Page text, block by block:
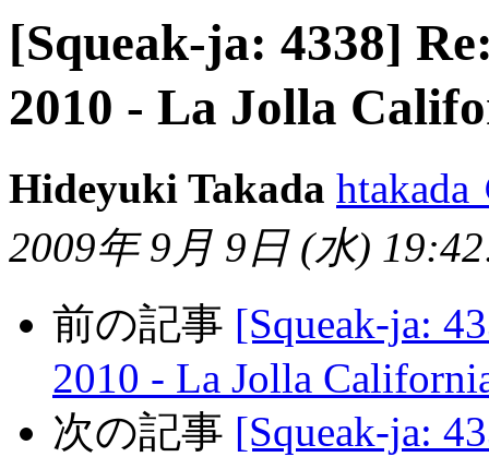
[Squeak-ja: 4338]
2010 - La Jolla
Hideyuki Takada htakada
2009年 9月 9日 (水)
前の記事 [Squeak-ja:
2010 - La Jolla
次の記事 [Squeak-ja: